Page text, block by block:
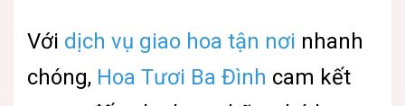
Với dịch vụ giao hoa tận nơi nhanh
chóng, Hoa Tươi Ba Đình cam kết